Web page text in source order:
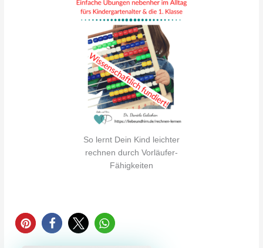
So lernt Dein Kind leichter
rechnen durch Vorläufer-
Fähigkeiten